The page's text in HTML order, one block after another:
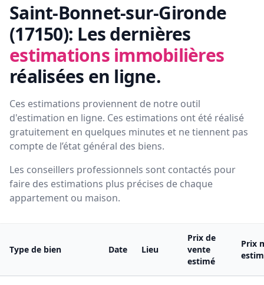
Saint-Bonnet-sur-Gironde
(17150): Les dernières
estimations immobilières
réalisées en ligne.
Ces estimations proviennent de notre outil
d'estimation en ligne. Ces estimations ont été réalisé
gratuitement en quelques minutes et ne tiennent pas
compte de l’état général des biens.
Les conseillers professionnels sont contactés pour
faire des estimations plus précises de chaque
appartement ou maison.
Type de bien Date Lieu
Prix de
vente
estimé
Prix